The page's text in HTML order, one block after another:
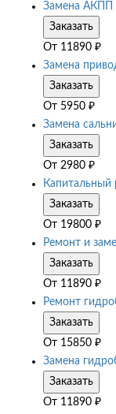
Замена АКПП
Заказать
От 11890 ₽
Замена
Заказать
От 5950 ₽
Замена
Заказать
От 2980 ₽
Капитальный
Заказать
От 19800 ₽
Ремонт и
Заказать
От 11890 ₽
Ремонт
Заказать
От 15850 ₽
Замена
Заказать
От 11890 ₽